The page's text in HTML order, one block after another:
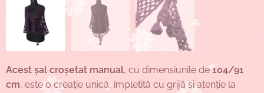
Acest șal croșetat manual, cu dimensiunile de104/91
cm, este o creație unică, împletită cu grijă și atenție la